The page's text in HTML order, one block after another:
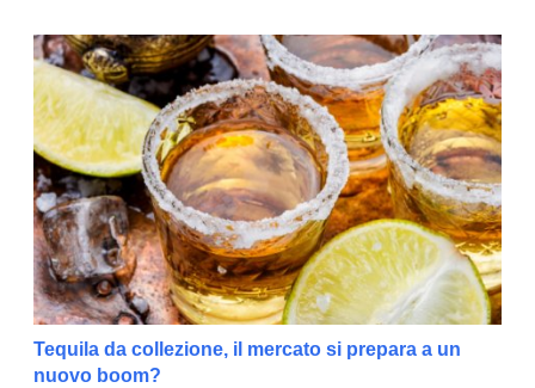
Tequila da collezione, il mercato si prepara a un
nuovo boom?